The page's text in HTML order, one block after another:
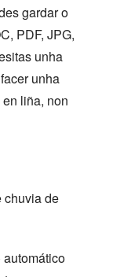
gardar o
PDF, JPG,
unha
unha
liña, non
chuvia de